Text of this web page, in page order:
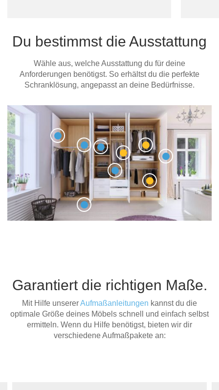
Du bestimmst die Ausstattung
Wähle aus, welche Ausstattung du für deine
Anforderungen benötigst. So erhältst du die perfekte
Schranklösung, angepasst an deine Bedürfnisse.
Garantiert die richtigen Maße.
Mit Hilfe unsererAufmaßanleitungen kannst du die
optimale Größe deines Möbels schnell und einfach selbst
ermitteln. Wenn du Hilfe benötigst, bieten wir dir
verschiedene Aufmaßpakete an: